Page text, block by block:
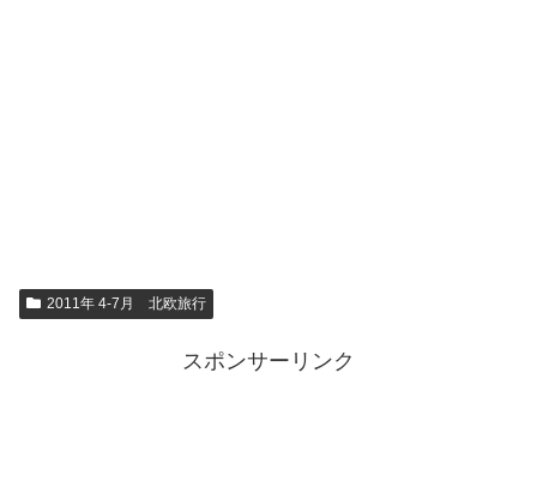
2011年 4-7月 北欧旅行
スポンサーリンク